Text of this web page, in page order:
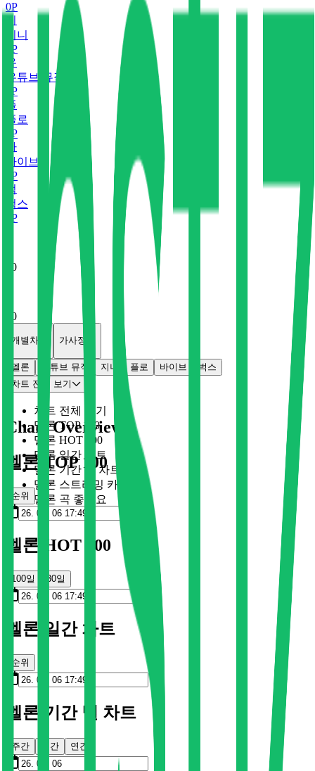
0P
지니
P
유
유튜브 뮤직
P
플
플로
P
바
바이브
P
벅
벅스
P
0
0
개별차트 가사정보
멜론 유튜브 뮤직 지니 플로 바이브
벅스
차트 전체 보기
차트 전체 보기
멜론 TOP 100
멜론 HOT 100
멜론 일간 차트
멜론 기간 별 차트
멜론 스트리밍 카드
멜론 곡 좋아요
Chart Overview
멜론 TOP 100
순위
멜론 HOT 100
100일 30일
멜론 일간 차트
순위
멜론 기간 별 차트
주간 월간 연간